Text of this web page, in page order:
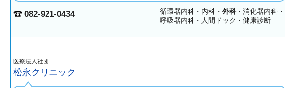
082-921-0434 循環器内科・内科・外科・消化器内科・
呼吸器内科・人間ドック・健康診断
医療法人社団
松永クリニック